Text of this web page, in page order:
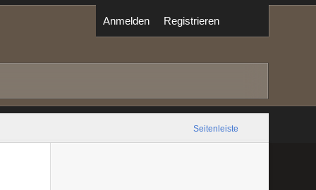
Anmelden Registrieren
Seitenleiste